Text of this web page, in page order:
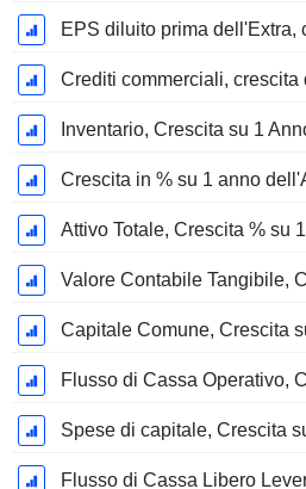
Crediti commerciali, crescita
Inventario, Crescita su 1
Attivo Totale, Crescita % su
Capitale Comune, Crescita
Spese di capitale, Crescita